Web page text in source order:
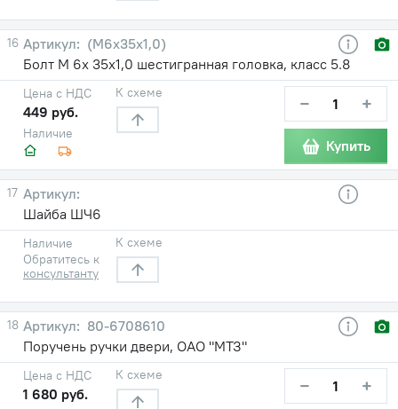
16
(М6х35х1,0)
Болт М 6х 35х1,0 шестигранная головка, класс 5.8
Наличие
Цена с НДС
449 руб.
К схеме − +
Купить
17
Шайба ШЧ6
Наличие
Обратитесь к
консультанту
К схеме
18
80-6708610
Поручень ручки двери, ОАО "МТЗ"
Цена с НДС
1 680 руб.
К схеме − +